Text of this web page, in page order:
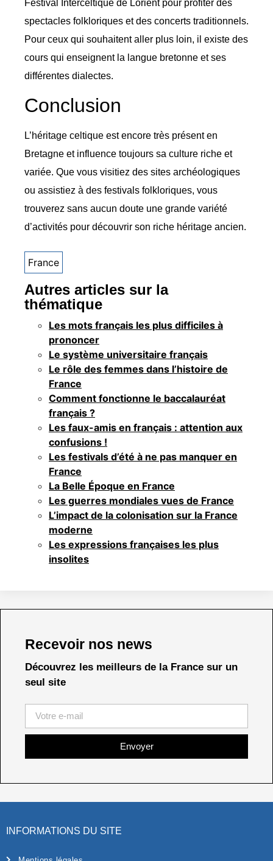
Festival Interceltique de Lorient pour profiter des
spectacles folkloriques et des concerts traditionnels.
Pour ceux qui souhaitent aller plus loin, il existe des
cours qui enseignent la langue bretonne et ses
différentes dialectes.
Conclusion
L’héritage celtique est encore très présent en
Bretagne et influence toujours sa culture riche et
variée. Que vous visitiez des sites archéologiques
ou assistiez à des festivals folkloriques, vous
trouverez sans aucun doute une grande variété
d’activités pour découvrir son riche héritage ancien.
France
Autres articles sur la
thématique
Les mots français les plus difficiles à
prononcer
Le système universitaire français
Le rôle des femmes dans l’histoire de
France
Comment fonctionne le baccalauréat
français ?
Les faux-amis en français : attention aux
confusions !
Les festivals d’été à ne pas manquer en
France
La Belle Époque en France
Les guerres mondiales vues de France
L’impact de la colonisation sur la France
moderne
Les expressions françaises les plus
insolites
Recevoir nos news
Découvrez les meilleurs de la France sur un
seul site
Envoyer
INFORMATIONS DU SITE